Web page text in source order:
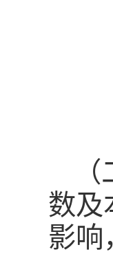
数及
影响